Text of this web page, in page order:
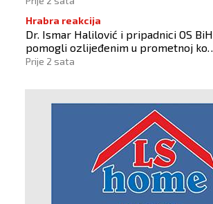
Hrabra reakcija
Dr. Ismar Halilović i pripadnici OS BiH
pomogli ozlijeđenim u prometnoj kod
Busovače!
Prije 2 sata